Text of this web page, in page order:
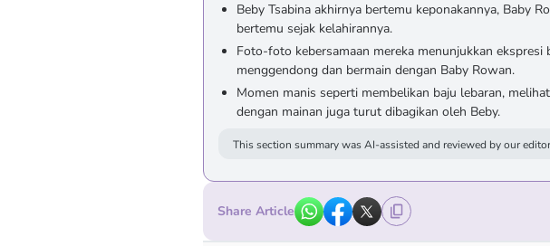
Beby Tsabina akhirnya bertemu keponakannya, Baby
bertemu sejak kelahirannya.
Foto-foto kebersamaan mereka menunjukkan ekspresi
menggendong dan bermain dengan Baby Rowan.
Momen manis seperti membelikan baju lebaran,
dengan mainan juga turut dibagikan oleh Beby.
This section summary was AI-assisted and reviewed by our
Share Article